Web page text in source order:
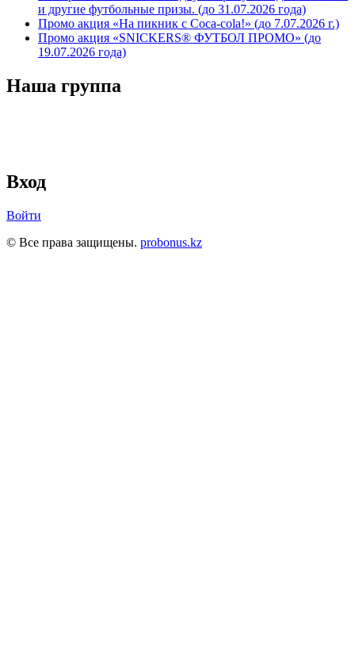
и другие футбольные призы. (до 31.07.2026 года)
Промо акция «На пикник с Coca-cola!» (до 7.07.2026 г.)
Промо акция «SNICKERS® ФУТБОЛ ПРОМО» (до
19.07.2026 года)
Наша группа
Вход
Войти
© Все права защищены. probonus.kz